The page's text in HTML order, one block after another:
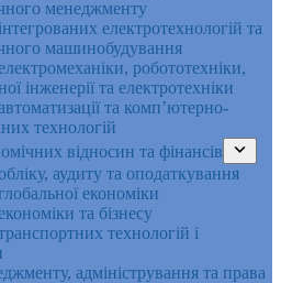
менеджменту
електротехнологій та
машинобудування
робототехніки,
інженерії та електротехніки
та комп’ютерно-
технологій
відносин та фінансів
аудиту та оподаткування
економіки
та бізнесу
технологій і
адміністрування та права